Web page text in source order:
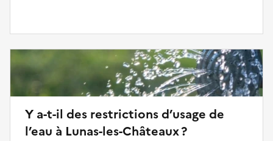
Y a-t-il des restrictions d’usage de
l’eau à Lunas-les-Châteaux ?